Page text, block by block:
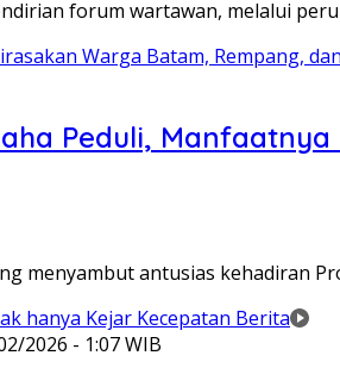
forum wartawan, melalui
Peduli,
menyambut antusias kehadiran
2026 - 1:07 WIB